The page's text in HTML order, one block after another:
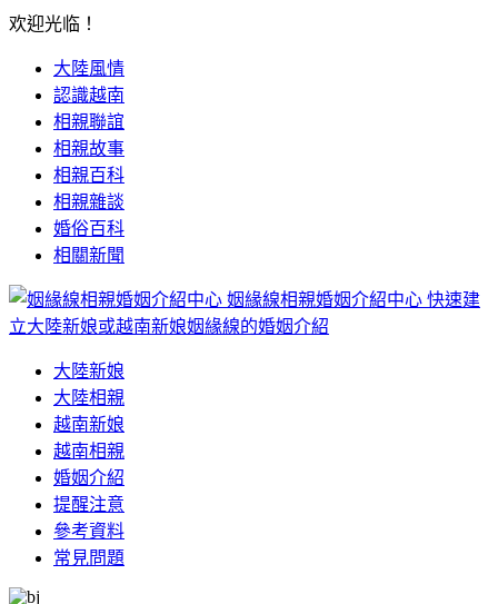
欢迎光临！
大陸風情
認識越南
相親聯誼
相親故事
相親百科
相親雜談
婚俗百科
相關新聞
姻緣線相親婚姻介紹中心 快速建
立大陸新娘或越南新娘姻緣線的婚姻介紹
大陸新娘
大陸相親
越南新娘
越南相親
婚姻介紹
提醒注意
參考資料
常見問題